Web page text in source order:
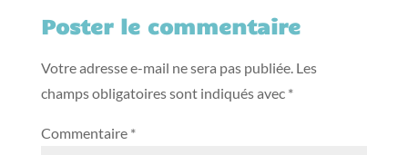
Poster le commentaire
Votre adresse e-mail ne sera pas publiée. Les
champs obligatoires sont indiqués avec *
Commentaire *